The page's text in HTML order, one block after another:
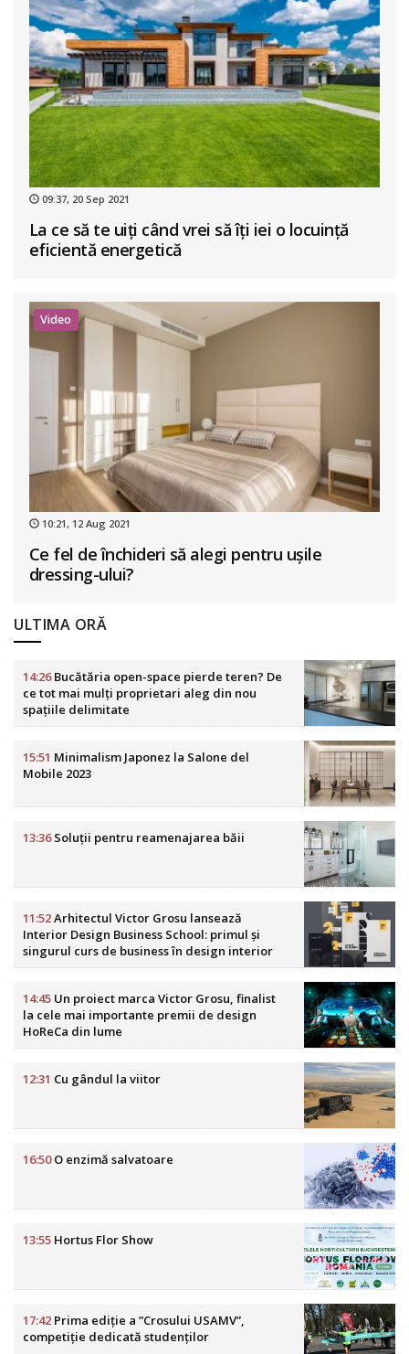
09:37, 20 Sep 2021
La ce să te uiți când vrei să îți iei o locuință
eficientă energetică
Video
10:21, 12 Aug 2021
Ce fel de închideri să alegi pentru ușile
dressing-ului?
ULTIMA ORĂ
14:26Bucătăria open-space pierde teren? De
ce tot mai mulți proprietari aleg din nou
spațiile delimitate
15:51 Minimalism Japonez la Salone del
Mobile 2023
13:36Soluții pentru reamenajarea băii
11:52Arhitectul Victor Grosu lansează
Interior Design Business School: primul și
singurul curs de business în design interior
din România
14:45 Un proiect marca Victor Grosu, finalist
la cele mai importante premii de design
HoReCa din lume
12:31 Cu gândul la viitor
16:50O enzimă salvatoare
13:55 Hortus Flor Show
17:42 Prima ediție a ”Crosului USAMV”,
competiție dedicată studenților